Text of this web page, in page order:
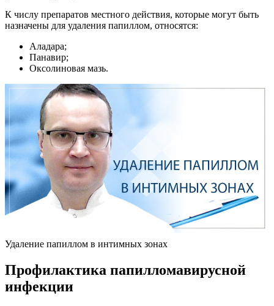
К числу препаратов местного действия, которые могут быть
назначены для удаления папиллом, относятся:
Аладара;
Панавир;
Оксолиновая мазь.
Удаление папиллом в интимных зонах
Профилактика папилломавирусной
инфекции